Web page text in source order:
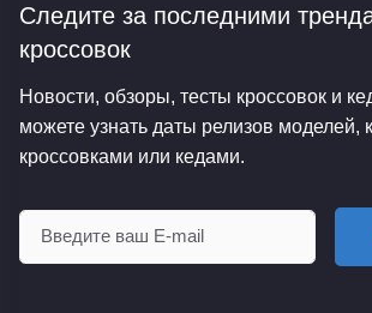
Следите за последними
кроссовок
Новости, обзоры, тесты кроссовок и
можете узнать даты релизов моделей,
кроссовками или кедами.